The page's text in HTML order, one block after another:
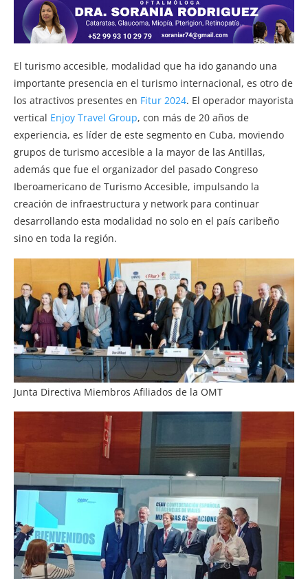
El turismo accesible, modalidad que ha ido ganando una
importante presencia en el turismo internacional, es otro de
los atractivos presentes en Fitur 2024. El operador mayorista
vertical Enjoy Travel Group, con más de 20 años de
experiencia, es líder de este segmento en Cuba, moviendo
grupos de turismo accesible a la mayor de las Antillas,
además que fue el organizador del pasado Congreso
Iberoamericano de Turismo Accesible, impulsando la
creación de infraestructura y network para continuar
desarrollando esta modalidad no solo en el país caribeño
sino en toda la región.
Junta Directiva Miembros Afiliados de la OMT